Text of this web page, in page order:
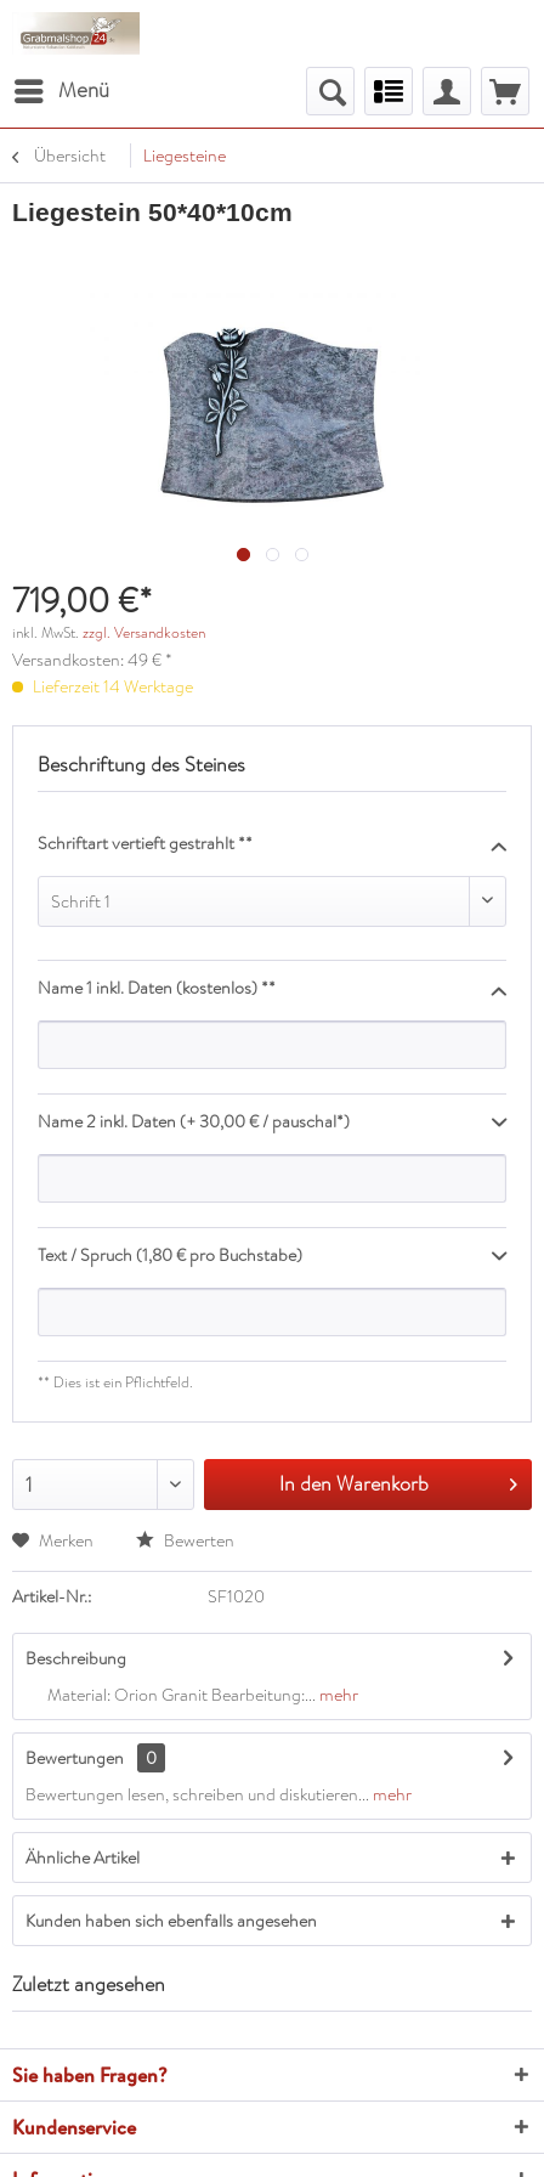
Menü
Übersicht Liegesteine
Liegestein 50*40*10cm
719,00 €*
inkl. MwSt. zzgl. Versandkosten
Versandkosten: 49 € *
Lieferzeit 14 Werktage
Beschriftung des Steines
Schriftart vertieft gestrahlt **
Schrift 1
Name 1 inkl. Daten (kostenlos) **
Name 2 inkl. Daten (+ 30,00 € / pauschal*)
Text / Spruch (1,80 € pro Buchstabe)
** Dies ist ein Pflichtfeld.
1 In den Warenkorb
Merken Bewerten
Artikel-Nr.: SF1020
Beschreibung
Material: Orion Granit Bearbeitung:... mehr
Bewertungen
0
Bewertungen lesen, schreiben und diskutieren... mehr
Ähnliche Artikel
Kunden haben sich ebenfalls angesehen
Zuletzt angesehen
Sie haben Fragen?
Kundenservice